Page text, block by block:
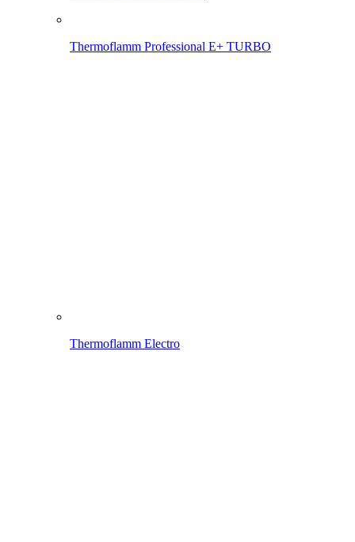
Thermoflamm Professional E+ TURBO